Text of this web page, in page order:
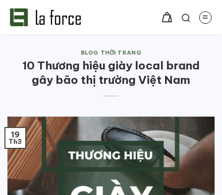
BLOG THỜI TRANG
10 Thương hiệu giày local brand
gây bão thị trường Việt Nam
19
Th3